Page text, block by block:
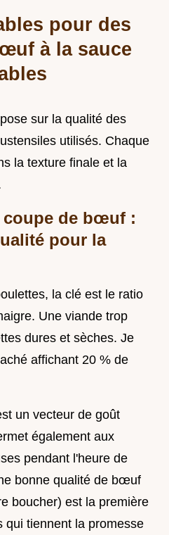
pour des
à la sauce
sur la qualité des
utilisés. Chaque
la texture finale et la
de bœuf :
pour la
la clé est le ratio
Une viande trop
dures et sèches. Je
affichant 20 % de
un vecteur de goût
également aux
pendant l'heure de
bonne qualité de bœuf
boucher) est la première
qui tiennent la promesse